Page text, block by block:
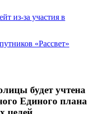
из-за участия в
«Рассвет»
будет учтена
Единого плана